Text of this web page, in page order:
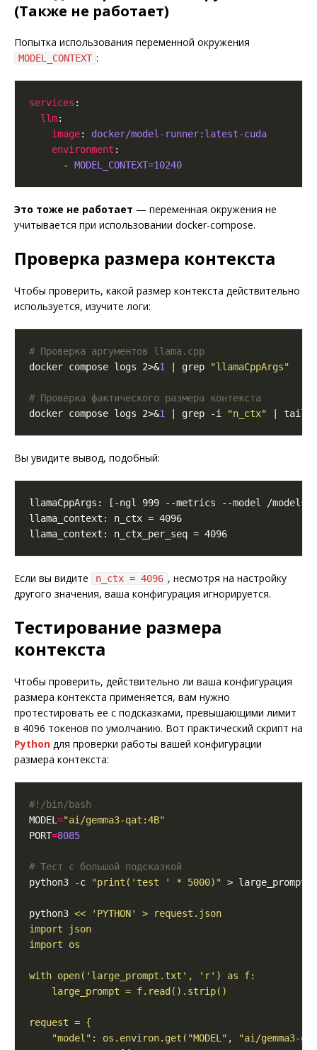
(Также не работает)
Попытка использования переменной окружения
MODEL_CONTEXT :
services
llm
image: docker/model-runner:latest-cuda
environment
      -
MODEL_CONTEXT=10240
Это тоже не работает — переменная окружения не
учитывается при использовании docker-compose.
Проверка размера контекста
Чтобы проверить, какой размер контекста действительно
используется, изучите логи:
# Проверка аргументов llama.cpp
docker compose logs 2>&1 | grep "llamaCppArgs"
# Проверка фактического размера контекста
docker compose logs 2>&1 | grep -i "n_ctx"
Вы увидите вывод, подобный:
Если вы видите n_ctx = 4096 , несмотря на настройку
другого значения, ваша конфигурация игнорируется.
Тестирование размера
контекста
Чтобы проверить, действительно ли ваша конфигурация
размера контекста применяется, вам нужно
протестировать ее с подсказками, превышающими лимит
в 4096 токенов по умолчанию. Вот практический скрипт на
Python для проверки работы вашей конфигурации
размера контекста:
MODEL ="ai/gemma3-qat:4B"
PORT=8085
# Тест с большой подсказкой
python3 -c
"print('test ' * 5000)"
python3